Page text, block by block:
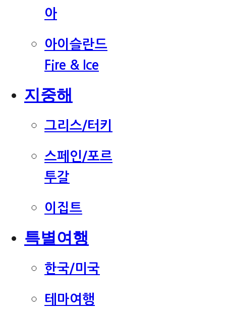
아
아이슬란드
Fire & Ice
지중해
그리스/터키
스페인/포르
투갈
이집트
특별여행
한국/미국
테마여행